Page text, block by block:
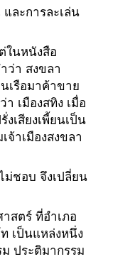
ละการละเล่น
ในหนังสือ
ว่า สงขลา
เรือมาค้าขาย
เมืองสทิง เมื่อ
เสียงเพี้ยนเป็น
จ้าเมืองสงขลา
ม่ชอบ จึงเปลี่ยน
สตร์ ที่อำเภอ
เป็นแหล่งหนึ่ง
ประติมากรรม